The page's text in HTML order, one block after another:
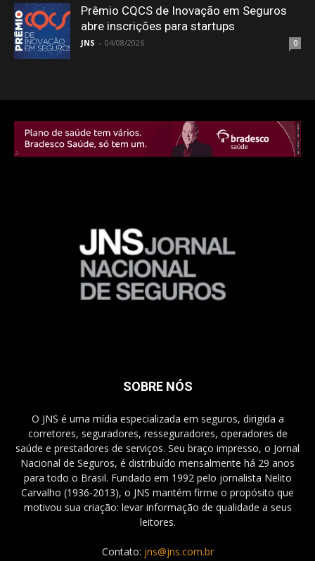
Prêmio CQCS de Inovação em Seguros
abre inscrições para startups
JNS - 04/08/2026 0
SOBRE NÓS
O JNS é uma mídia especializada em seguros, dirigida a
corretores, seguradores, resseguradores, operadores de
saúde e prestadores de serviços. Seu braço impresso, o Jornal
Nacional de Seguros, é distribuído mensalmente há 29 anos
para todo o Brasil. Fundado em 1992 pelo jornalista Nelito
Carvalho (1936-2013), o JNS mantém firme o propósito que
motivou sua criação: levar informação de qualidade a seus
leitores.
Contato: jns@jns.com.br